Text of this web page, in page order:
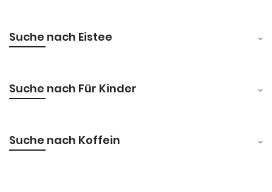
Suche nach Eistee
Suche nach Für Kinder
Suche nach Koffein